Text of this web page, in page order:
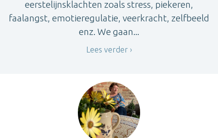
eerstelijnsklachten zoals stress, piekeren,
faalangst, emotieregulatie, veerkracht, zelfbeeld
enz. We gaan...
Lees verder